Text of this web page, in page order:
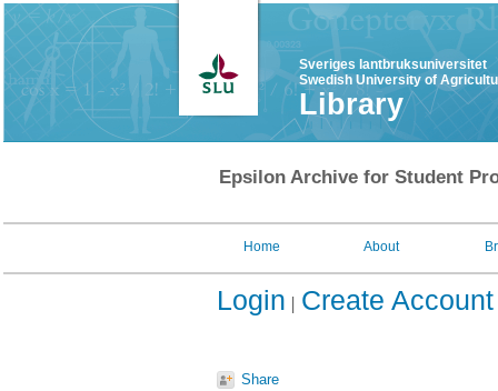
Sveriges lantbruksuniversitet
Swedish University of
Library
Epsilon Archive for Student
Home About
Login Create Account
Share